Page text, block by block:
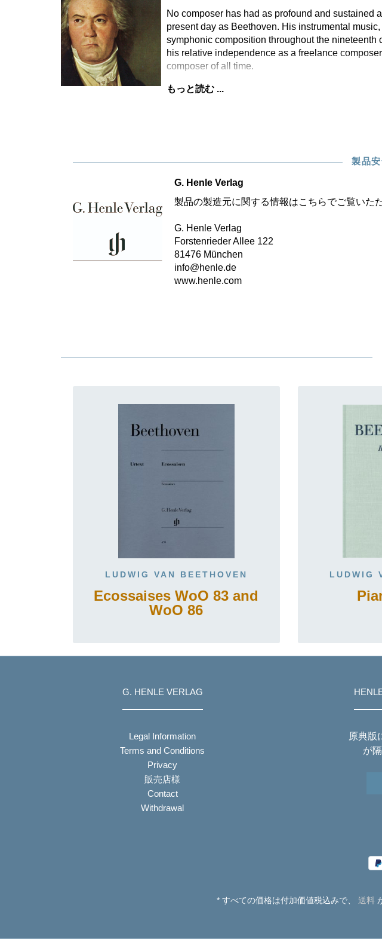
No composer has had as profound and sustained
present day as Beethoven. His instrumental
symphonic composition throughout the
his relative independence as a freelance
composer of all time.
もっと読む ...
製品
G. Henle Verlag
製品の製造元に関する情報はこちらでご覧いた
G. Henle Verlag
Forstenrieder Allee 122
81476 München
info@henle.de
www.henle.com
LUDWIG VAN BEETHOVEN
Ecossaises WoO 83 and
WoO 86
LUDWIG
G. HENLE VERLAG
Legal Information
Terms and Conditions
Privacy
販売店様
Contact
Withdrawal
原典版
が
* すべての価格は付加価値税込みで、 送料